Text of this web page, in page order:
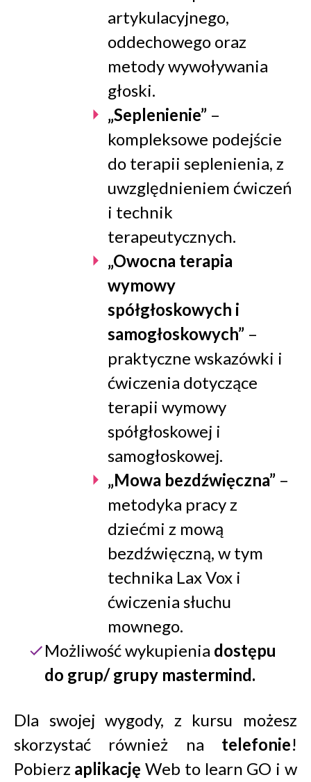
artykulacyjnego,
oddechowego oraz
metody wywoływania
głoski.
„Seplenienie” –
kompleksowe podejście
do terapii seplenienia, z
uwzględnieniem ćwiczeń
i technik
terapeutycznych.
„Owocna terapia
wymowy
spółgłoskowych i
samogłoskowych” –
praktyczne wskazówki i
ćwiczenia dotyczące
terapii wymowy
spółgłoskowej i
samogłoskowej.
„Mowa bezdźwięczna” –
metodyka pracy z
dziećmi z mową
bezdźwięczną, w tym
technika Lax Vox i
ćwiczenia słuchu
mownego.
Możliwość wykupienia dostępu
do grup/ grupy mastermind.
Dla swojej wygody, z kursu możesz
skorzystać również na telefonie!
Pobierz aplikację Web to learn GO i w